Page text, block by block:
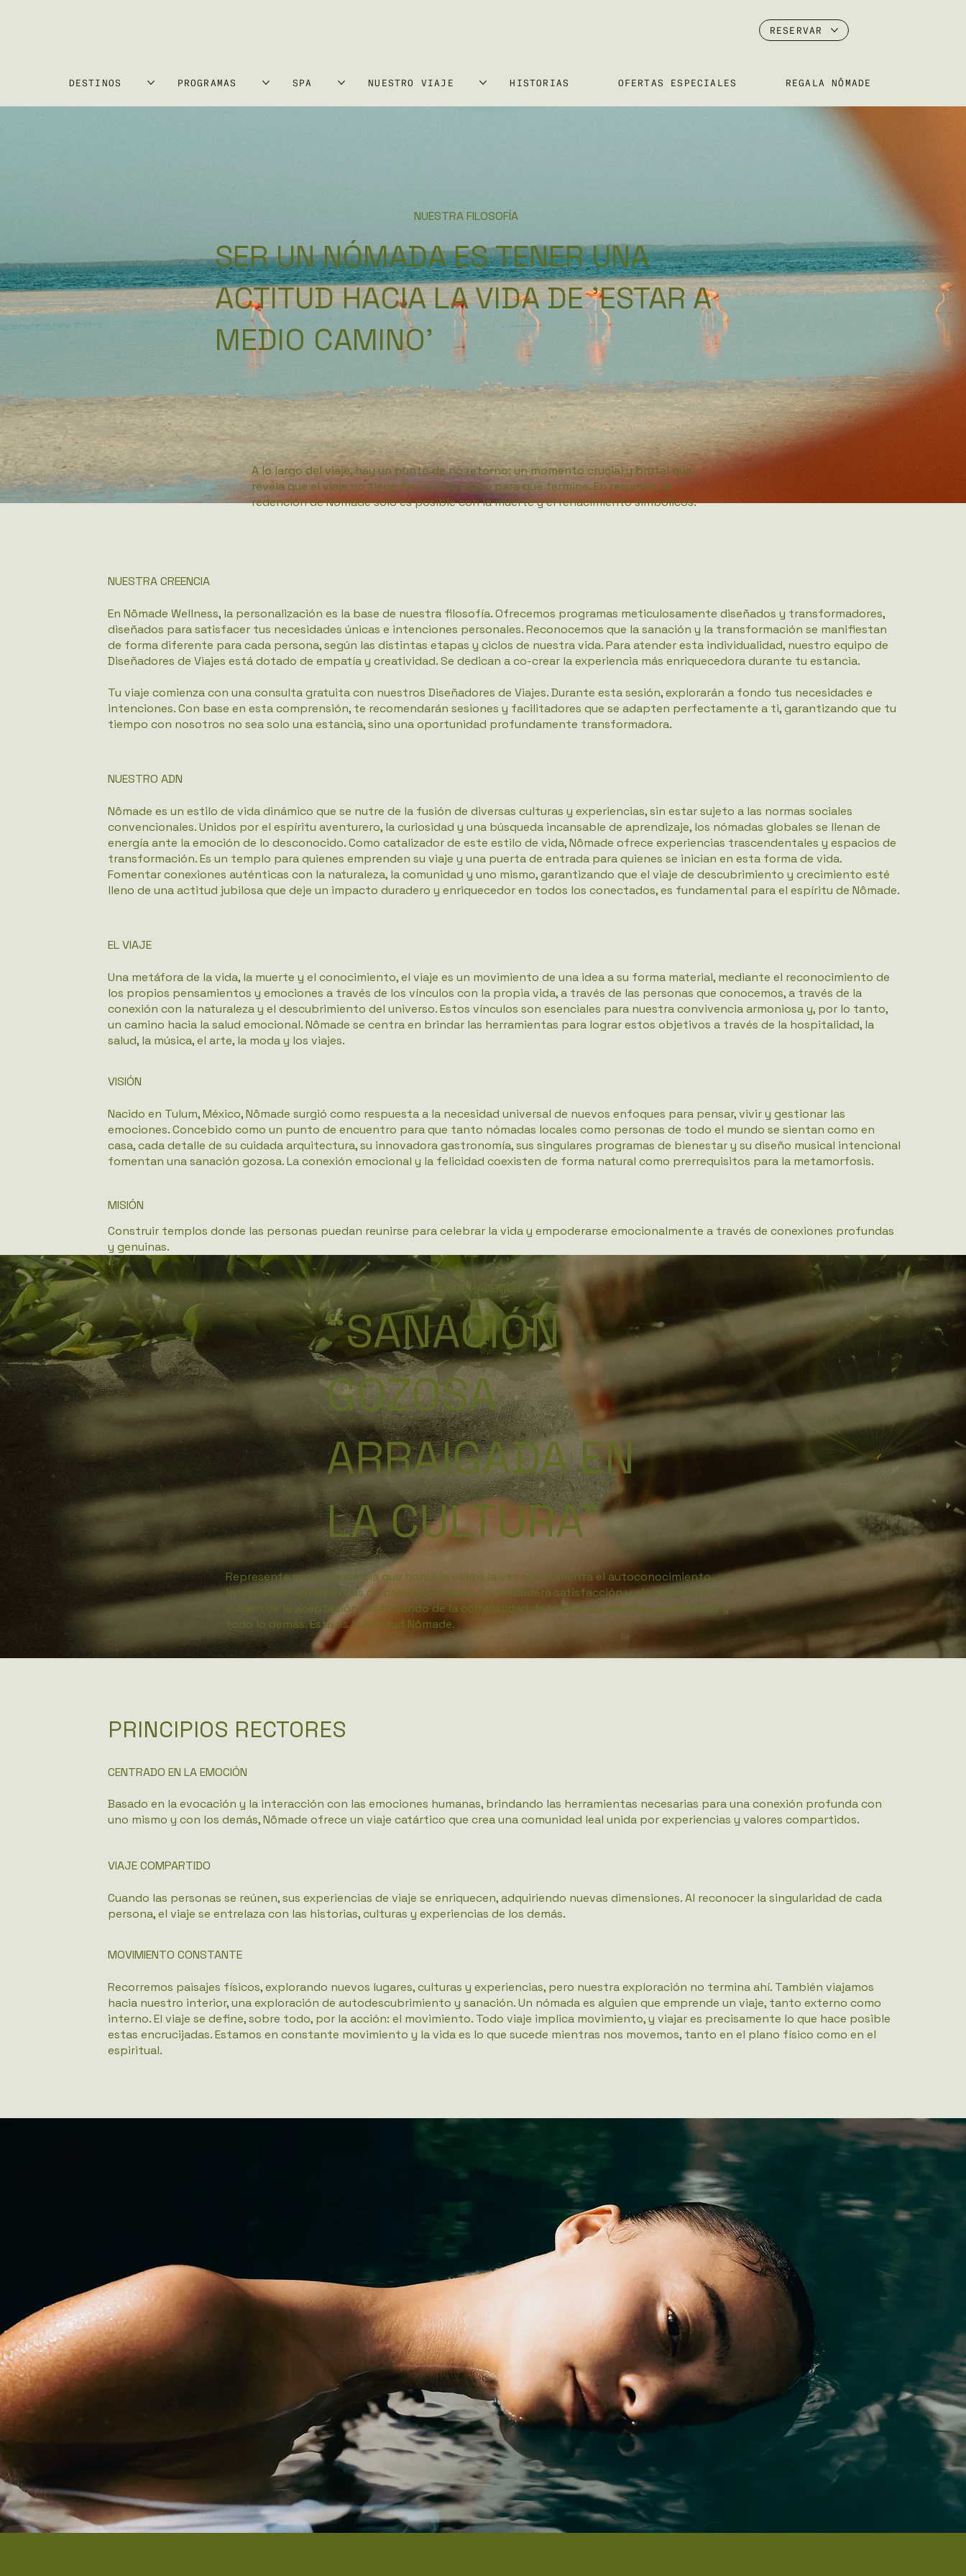
RESERVAR
DESTINOS PROGRAMAS SPA NUESTRO VIAJE HISTORIAS OFERTAS ESPECIALES REGALA NÔMADE
NUESTRA FILOSOFÍA
SER UN NÓMADA ES TENER UNA
ACTITUD HACIA LA VIDA DE 'ESTAR A
MEDIO CAMINO'
A lo largo del viaje, hay un punto de no retorno: un momento crucial y brutal que
revela que el viaje no tiene fin; no hay razón para que termine. En resumen, la
redención de Nômade solo es posible con la muerte y el renacimiento simbólicos.
NUESTRA CREENCIA
En Nômade Wellness, la personalización es la base de nuestra filosofía. Ofrecemos programas meticulosamente diseñados y transformadores,
diseñados para satisfacer tus necesidades únicas e intenciones personales. Reconocemos que la sanación y la transformación se manifiestan
de forma diferente para cada persona, según las distintas etapas y ciclos de nuestra vida. Para atender esta individualidad, nuestro equipo de
Diseñadores de Viajes está dotado de empatía y creatividad. Se dedican a co-crear la experiencia más enriquecedora durante tu estancia.
Tu viaje comienza con una consulta gratuita con nuestros Diseñadores de Viajes. Durante esta sesión, explorarán a fondo tus necesidades e
intenciones. Con base en esta comprensión, te recomendarán sesiones y facilitadores que se adapten perfectamente a ti, garantizando que tu
tiempo con nosotros no sea solo una estancia, sino una oportunidad profundamente transformadora.
NUESTRO ADN
Nômade es un estilo de vida dinámico que se nutre de la fusión de diversas culturas y experiencias, sin estar sujeto a las normas sociales
convencionales. Unidos por el espíritu aventurero, la curiosidad y una búsqueda incansable de aprendizaje, los nómadas globales se llenan de
energía ante la emoción de lo desconocido. Como catalizador de este estilo de vida, Nômade ofrece experiencias trascendentales y espacios de
transformación. Es un templo para quienes emprenden su viaje y una puerta de entrada para quienes se inician en esta forma de vida.
Fomentar conexiones auténticas con la naturaleza, la comunidad y uno mismo, garantizando que el viaje de descubrimiento y crecimiento esté
lleno de una actitud jubilosa que deje un impacto duradero y enriquecedor en todos los conectados, es fundamental para el espíritu de Nômade.
EL VIAJE
Una metáfora de la vida, la muerte y el conocimiento, el viaje es un movimiento de una idea a su forma material, mediante el reconocimiento de
los propios pensamientos y emociones a través de los vínculos con la propia vida, a través de las personas que conocemos, a través de la
conexión con la naturaleza y el descubrimiento del universo. Estos vínculos son esenciales para nuestra convivencia armoniosa y, por lo tanto,
un camino hacia la salud emocional. Nômade se centra en brindar las herramientas para lograr estos objetivos a través de la hospitalidad, la
salud, la música, el arte, la moda y los viajes.
VISIÓN
Nacido en Tulum, México, Nômade surgió como respuesta a la necesidad universal de nuevos enfoques para pensar, vivir y gestionar las
emociones. Concebido como un punto de encuentro para que tanto nómadas locales como personas de todo el mundo se sientan como en
casa, cada detalle de su cuidada arquitectura, su innovadora gastronomía, sus singulares programas de bienestar y su diseño musical intencional
fomentan una sanación gozosa. La conexión emocional y la felicidad coexisten de forma natural como prerrequisitos para la metamorfosis.
MISIÓN
Construir templos donde las personas puedan reunirse para celebrar la vida y empoderarse emocionalmente a través de conexiones profundas
y genuinas.
LO QUE HACEMOS
“SANACIÓN
GOZOSA
ARRAIGADA EN
LA CULTURA”
Representa una experiencia que honra la vida a la vez que fomenta el autoconocimiento,
integrando herramientas de diversas culturas. La verdadera satisfacción y el crecimiento
surgen de la aceptación, disfrutando de la complejidad de la vida: las alegrías, los desafíos y
todo lo demás. Esta es la actitud Nômade.
PRINCIPIOS RECTORES
CENTRADO EN LA EMOCIÓN
Basado en la evocación y la interacción con las emociones humanas, brindando las herramientas necesarias para una conexión profunda con
uno mismo y con los demás, Nômade ofrece un viaje catártico que crea una comunidad leal unida por experiencias y valores compartidos.
VIAJE COMPARTIDO
Cuando las personas se reúnen, sus experiencias de viaje se enriquecen, adquiriendo nuevas dimensiones. Al reconocer la singularidad de cada
persona, el viaje se entrelaza con las historias, culturas y experiencias de los demás.
MOVIMIENTO CONSTANTE
Recorremos paisajes físicos, explorando nuevos lugares, culturas y experiencias, pero nuestra exploración no termina ahí. También viajamos
hacia nuestro interior, una exploración de autodescubrimiento y sanación. Un nómada es alguien que emprende un viaje, tanto externo como
interno. El viaje se define, sobre todo, por la acción: el movimiento. Todo viaje implica movimiento, y viajar es precisamente lo que hace posible
estas encrucijadas. Estamos en constante movimiento y la vida es lo que sucede mientras nos movemos, tanto en el plano físico como en el
espiritual.